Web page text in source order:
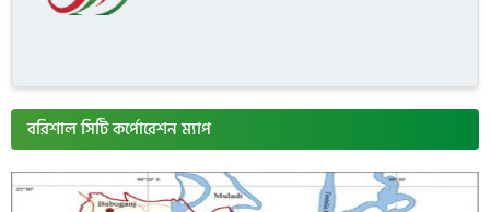
বরিশাল সিটি কর্পোরেশন ম্যাপ